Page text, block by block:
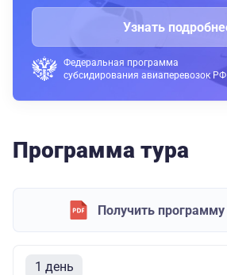
Узнать
Федеральная программа
субсидирования авиаперевозок РФ
Программа тура
Получить программу
1 день